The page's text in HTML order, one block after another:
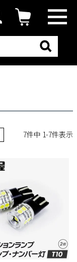
7件中 1-7件表示